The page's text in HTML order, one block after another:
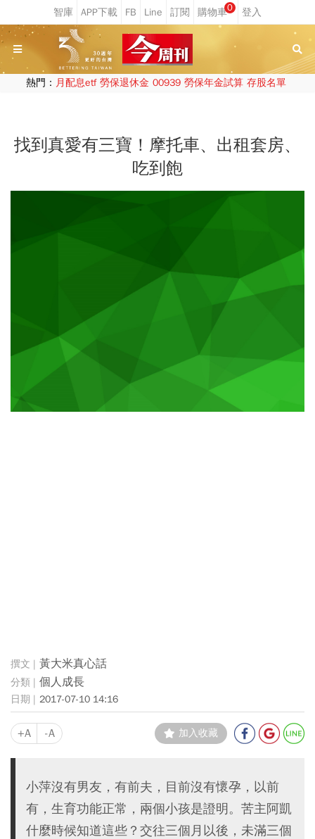
0
熱門： 月配息etf 勞保退休金 00939 勞保年金試算 存股名單
找到真愛有三寶！摩托車、出租套房、
吃到飽
黃大米真心話
個人成長
2017-07-10 14:16
+A -A 加入收藏
小萍沒有男友，有前夫，目前沒有懷孕，以前
有，生育功能正常，兩個小孩是證明。苦主阿凱
什麼時候知道這些？交往三個月以後，未滿三個